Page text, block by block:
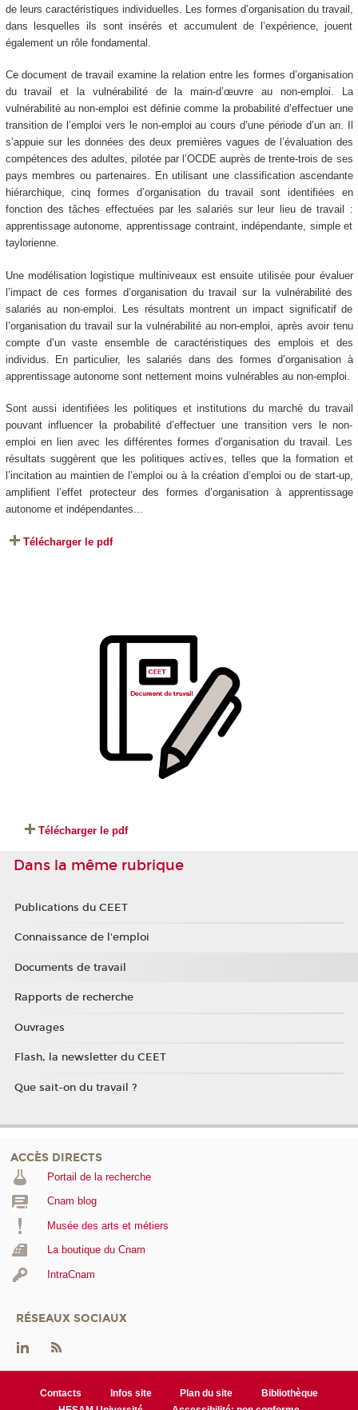
de leurs caractéristiques individuelles. Les formes d’organisation du travail,
dans lesquelles ils sont insérés et accumulent de l’expérience, jouent
également un rôle fondamental.
Ce document de travail examine la relation entre les formes d’organisation
du travail et la vulnérabilité de la main-d’œuvre au non-emploi. La
vulnérabilité au non-emploi est définie comme la probabilité d’effectuer une
transition de l’emploi vers le non-emploi au cours d’une période d’un an. Il
s’appuie sur les données des deux premières vagues de l’évaluation des
compétences des adultes, pilotée par l’OCDE auprès de trente-trois de ses
pays membres ou partenaires. En utilisant une classification ascendante
hiérarchique, cinq formes d’organisation du travail sont identifiées en
fonction des tâches effectuées par les salariés sur leur lieu de travail :
apprentissage autonome, apprentissage contraint, indépendante, simple et
taylorienne.
Une modélisation logistique multiniveaux est ensuite utilisée pour évaluer
l’impact de ces formes d’organisation du travail sur la vulnérabilité des
salariés au non-emploi. Les résultats montrent un impact significatif de
l’organisation du travail sur la vulnérabilité au non-emploi, après avoir tenu
compte d’un vaste ensemble de caractéristiques des emplois et des
individus. En particulier, les salariés dans des formes d’organisation à
apprentissage autonome sont nettement moins vulnérables au non-emploi.
Sont aussi identifiées les politiques et institutions du marché du travail
pouvant influencer la probabilité d’effectuer une transition vers le non-
emploi en lien avec les différentes formes d’organisation du travail. Les
résultats suggèrent que les politiques actives, telles que la formation et
l’incitation au maintien de l’emploi ou à la création d’emploi ou de start-up,
amplifient l’effet protecteur des formes d’organisation à apprentissage
autonome et indépendantes...
Télécharger le pdf
Télécharger le pdf
Dans la même rubrique
Publications du CEET
Connaissance de l'emploi
Documents de travail
Rapports de recherche
Ouvrages
Flash, la newsletter du CEET
Que sait-on du travail ?
ACCÈS DIRECTS
Portail de la recherche
Cnam blog
Musée des arts et métiers
La boutique du Cnam
IntraCnam
RÉSEAUX SOCIAUX
Contacts Infos site Plan du site
Bibliothèque